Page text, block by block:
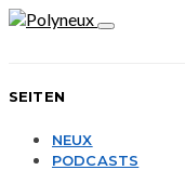
SEITEN
NEUX
PODCASTS